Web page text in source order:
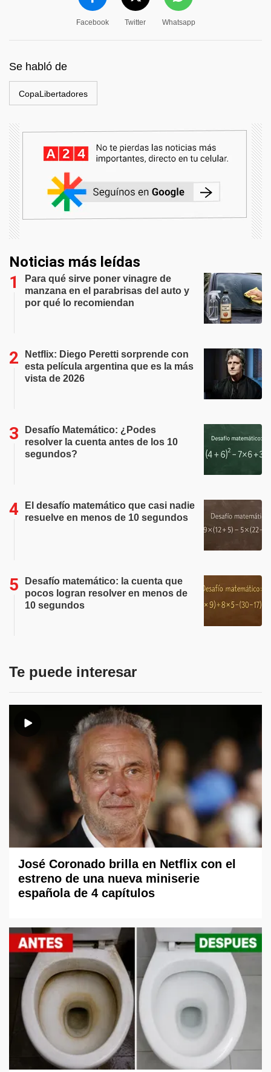
Facebook Twitter Whatsapp
Se habló de
CopaLibertadores
Noticias más leídas
Para qué sirve poner vinagre de
manzana en el parabrisas del auto y
por qué lo recomiendan
Netflix: Diego Peretti sorprende con
esta película argentina que es la más
vista de 2026
Desafío Matemático: ¿Podes
resolver la cuenta antes de los 10
segundos?
El desafío matemático que casi nadie
resuelve en menos de 10 segundos
Desafío matemático: la cuenta que
pocos logran resolver en menos de
10 segundos
Te puede interesar
José Coronado brilla en Netflix con el
estreno de una nueva miniserie
española de 4 capítulos